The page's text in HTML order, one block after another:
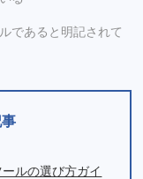
であると明記されて
ルの選び方ガイ